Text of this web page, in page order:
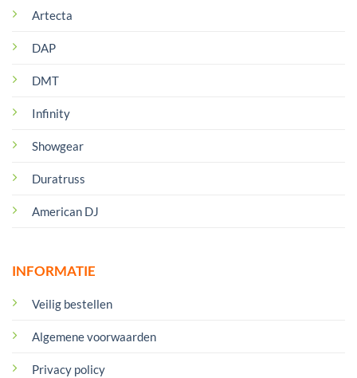
Artecta
DAP
DMT
Infinity
Showgear
Duratruss
American DJ
INFORMATIE
Veilig bestellen
Algemene voorwaarden
Privacy policy